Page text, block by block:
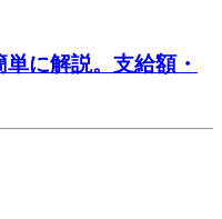
に解説。支給額・